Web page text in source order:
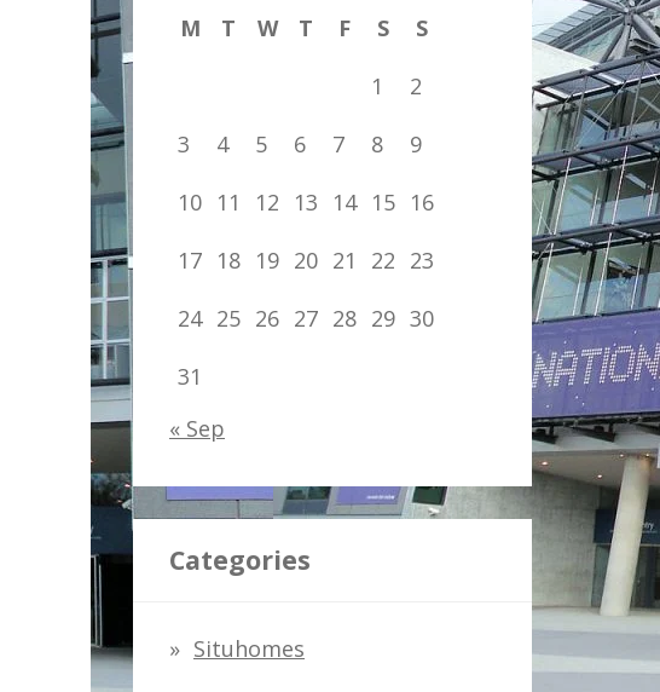
o
M
T W T F S
S
1
2
3
4 5 6 7 8
9
10 11 12 13 14 15 16
17 18 19 20 21 22 23
24 25 26 27 28 29 30
31
« Sep
Categories
Situhomes